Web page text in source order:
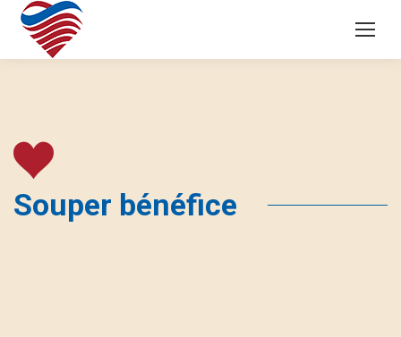
Souper bénéfice